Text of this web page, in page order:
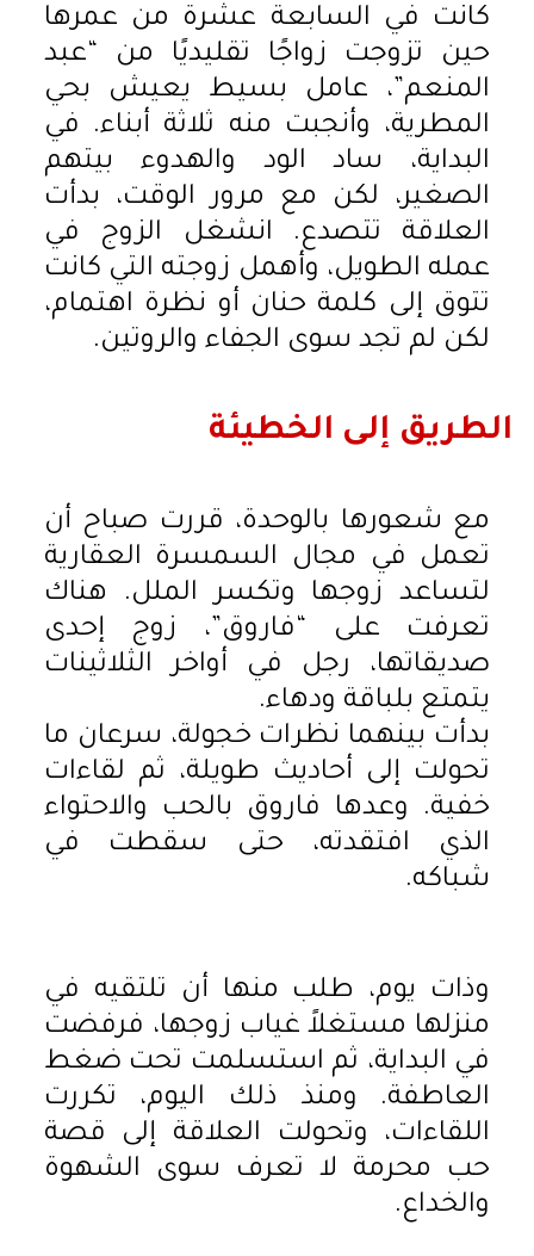
كانت في السابعة عشرة من عمرها
حين تزوجت زواجًا تقليديًا من “عبد
المنعم”، عامل بسيط يعيش بحي
المطرية، وأنجبت منه ثلاثة أبناء. في
البداية، ساد الود والهدوء بيتهم
الصغير، لكن مع مرور الوقت، بدأت
العلاقة تتصدع. انشغل الزوج في
عمله الطويل، وأهمل زوجته التي كانت
تتوق إلى كلمة حنان أو نظرة اهتمام،
لكن لم تجد سوى الجفاء والروتين.
الطريق إلى الخطيئة
مع شعورها بالوحدة، قررت صباح أن
تعمل في مجال السمسرة العقارية
لتساعد زوجها وتكسر الملل. هناك
تعرفت على “فاروق”، زوج إحدى
صديقاتها، رجل في أواخر الثلاثينات
يتمتع بلباقة ودهاء.
بدأت بينهما نظرات خجولة، سرعان ما
تحولت إلى أحاديث طويلة، ثم لقاءات
خفية. وعدها فاروق بالحب والاحتواء
الذي افتقدته، حتى سقطت في
شباكه.
وذات يوم، طلب منها أن تلتقيه في
منزلها مستغلاً غياب زوجها، فرفضت
في البداية، ثم استسلمت تحت ضغط
العاطفة. ومنذ ذلك اليوم، تكررت
اللقاءات، وتحولت العلاقة إلى قصة
حب محرمة لا تعرف سوى الشهوة
والخداع.